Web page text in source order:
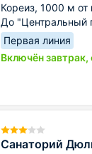
Кореиз, 1000 м от
До "Центральный
Первая линия
Включён
Санаторий